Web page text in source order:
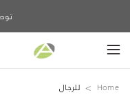
Home للرجال